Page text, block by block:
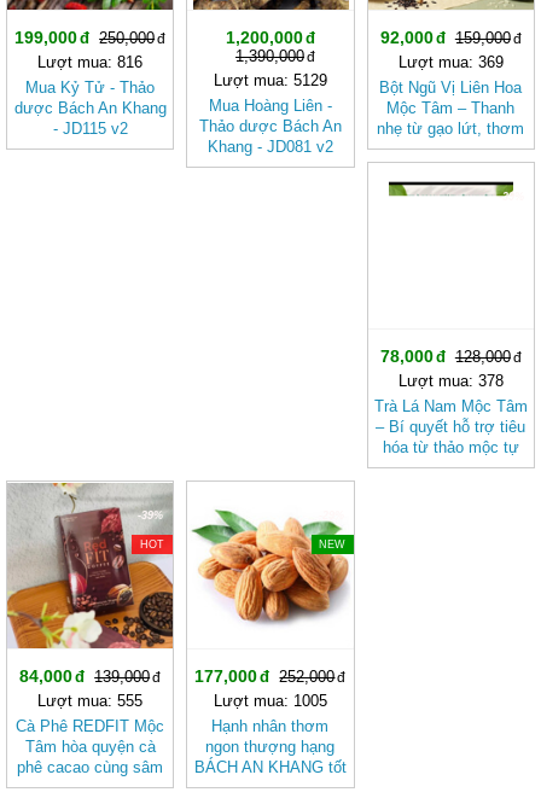
199,000
250,000
Lượt mua: 816
Mua Kỷ Tử - Thảo
dược Bách An Khang
- JD115 v2
1,200,000
1,390,000
Lượt mua: 5129
Mua Hoàng Liên -
Thảo dược Bách An
Khang - JD081 v2
92,000
159,000
Lượt mua: 369
Bột Ngũ Vị Liên Hoa
Mộc Tâm – Thanh
nhẹ từ gạo lứt, thơm
bùi vị hạt sen
-39%
78,000
128,000
Lượt mua: 378
Trà Lá Nam Mộc Tâm
– Bí quyết hỗ trợ tiêu
hóa từ thảo mộc tự
nhiên
-39%
HOT
84,000
139,000
Lượt mua: 555
Cà Phê REDFIT Mộc
Tâm hòa quyện cà
phê cacao cùng sâm
và củ dền dễ uống
NEW
177,000
252,000
Lượt mua: 1005
Hạnh nhân thơm
ngon thượng hạng
BÁCH AN KHANG tốt
cho sức khỏe, giàu